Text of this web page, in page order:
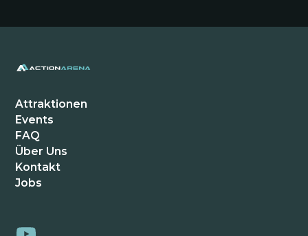
Attraktionen
Events
FAQ
Über Uns
Kontakt
Jobs